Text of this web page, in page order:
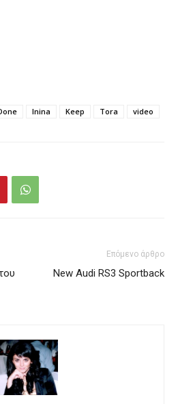
Inina Keep Tora video
Επόμενο άρθρο
New Audi RS3 Sportback